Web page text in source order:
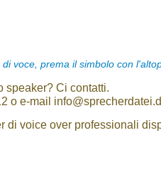
voce, prema il simbolo con
speaker? Ci contatti.
o e-mail
di voice over professionali